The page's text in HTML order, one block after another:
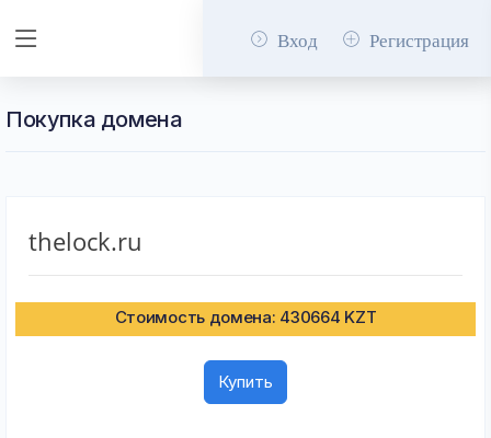
Вход Регистрация
Покупка домена
thelock.ru
Стоимость домена: 430664 KZT
Купить